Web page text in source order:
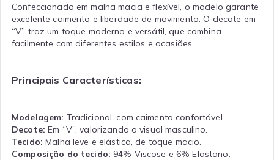
Confeccionado em malha macia e flexível, o modelo garante
excelente caimento e liberdade de movimento. O decote em
“V” traz um toque moderno e versátil, que combina
facilmente com diferentes estilos e ocasiões.
Principais Características:
Modelagem: Tradicional, com caimento confortável.
Decote: Em “V”, valorizando o visual masculino.
Tecido: Malha leve e elástica, de toque macio.
Composição do tecido: 94% Viscose e 6% Elastano.